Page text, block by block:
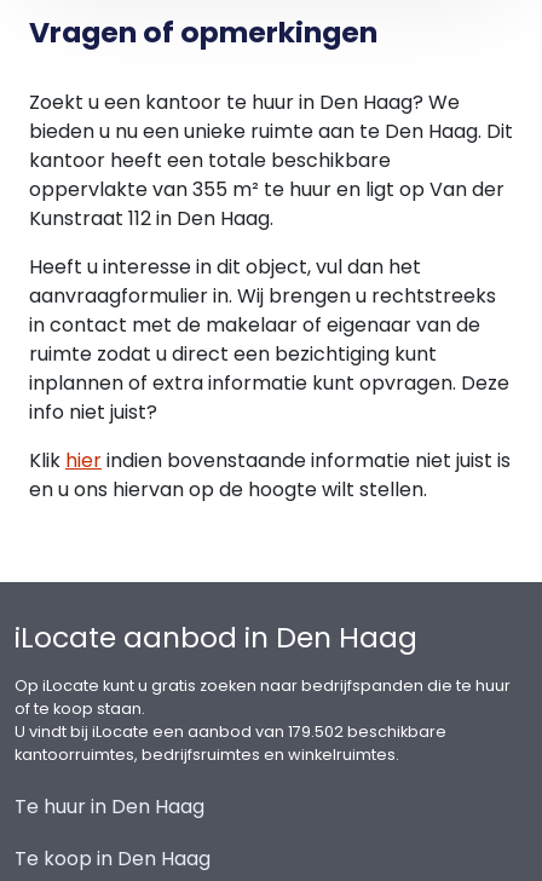
opgenomen in bijlage 2 van dit plan;
en ter plaatse van de aanduiding: 'kantoren'
Huurprijs:
€ 4.950,-- per maand excl. BTW
Servicekosten:
Voorschot ter grootte van "nader met huurder
vast te stellen" per maand inclusief Btw.
In de servicekosten worden o.a. de navolgende
zaken verrekend:
-Verbruik verwarming, water en elektra en
vastrecht.
Huurtermijn:
Voorkeur verhuurder 3 jaar waarna
BTW status:
verhuur. Indien huurder niet kan opteren voor Btw
belaste huur, zal de huurprijs met een nader te
bepalen bedrag worden verhoogd.
Huurprijsaanpassing
huuringangsdatum, op basis van de wijziging van
Consumentenprijsindex (CPI), Alle Huishoudens
Vragen of opmerkingen
Zoekt u een kantoor te huur in Den Haag? We
bieden u nu een unieke ruimte aan te Den Haag. Dit
kantoor heeft een totale beschikbare
oppervlakte van 355 m² te huur en ligt op Van der
Kunstraat 112 in Den Haag.
Heeft u interesse in dit object, vul dan het
aanvraagformulier in. Wij brengen u rechtstreeks
in contact met de makelaar of eigenaar van de
ruimte zodat u direct een bezichtiging kunt
inplannen of extra informatie kunt opvragen. Deze
info niet juist?
Klik hierindien bovenstaande informatie niet juist is
en u ons hiervan op de hoogte wilt stellen.
iLocate aanbod in Den Haag
Op iLocate kunt u gratis zoeken naar bedrijfspanden die te huur
of te koop staan.
U vindt bij iLocate een aanbod van 179.502 beschikbare
kantoorruimtes, bedrijfsruimtes en winkelruimtes.
Te huur in Den Haag
Te koop in Den Haag